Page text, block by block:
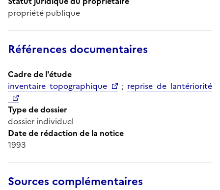
propriété publique
Références documentaires
Cadre de l'étude
inventaire topographique
; reprise de lantériorité
Type de dossier
dossier individuel
Date de rédaction de la notice
1993
Sources complémentaires